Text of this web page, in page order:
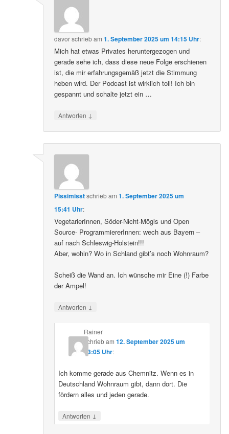
davorschriebam1. September 2025 um 14:15 Uhr:
Mich hat etwas Privates heruntergezogen und
gerade sehe ich, dass diese neue Folge erschienen
ist, die mir erfahrungsgemäß jetzt die Stimmung
heben wird. Der Podcast ist wirklich toll! Ich bin
gespannt und schalte jetzt ein …
Antworten ↓
Pissimisstschriebam1. September 2025 um
15:41 Uhr:
VegetarierInnen, Söder-Nicht-Mögis und Open
Source- ProgrammiererInnen: wech aus Bayern –
auf nach Schleswig-Holstein!!!
Aber, wohin? Wo in Schland gibt’s noch Wohnraum?
Scheiß die Wand an. Ich wünsche mir Eine (!) Farbe
der Ampel!
Antworten ↓
Rainer
schriebam 12. September 2025 um
23:05 Uhr:
Ich komme gerade aus Chemnitz. Wenn es in
Deutschland Wohnraum gibt, dann dort. Die
fördern alles und jeden gerade.
Antworten ↓